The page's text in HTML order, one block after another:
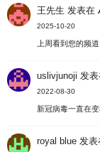
王先生 发表在
2025-10-20
上周看到您的频
uslivjunoji 发
2022-08-30
新冠病毒一直在
royal blue 发表